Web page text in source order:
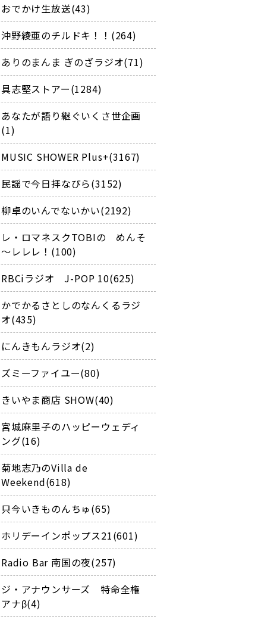
おでかけ生放送(43)
沖野綾亜のチルドキ！！(264)
ありのまんま ぎのざラジオ(71)
具志堅ストアー(1284)
あなたが語り継ぐいくさ世企画
(1)
MUSIC SHOWER Plus+(3167)
民謡で今日拝なびら(3152)
柳卓のいんでないかい(2192)
レ・ロマネスクTOBIの めんそ
～レレレ！(100)
RBCiラジオ J-POP 10(625)
かでかるさとしのなんくるラジ
オ(435)
にんきもんラジオ(2)
ズミーファイユー(80)
きいやま商店 SHOW(40)
宮城麻里子のハッピーウェディ
ング(16)
菊地志乃のVilla de
Weekend(618)
只今いきものんちゅ(65)
ホリデーインポップス21(601)
Radio Bar 南国の夜(257)
ジ・アナウンサーズ 特命全権
アナβ(4)